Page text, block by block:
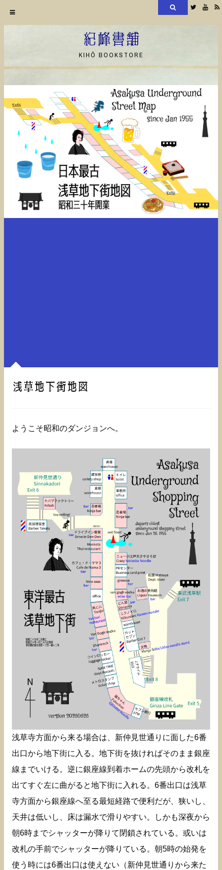
ン
ツ
へ
Twitter
紀峰書舗
KIHŌ BOOKSTORE
浅草地下街地図
ようこそ昭和のダンジョンへ。
浅草寺方面から来る場合は、新仲見世通りに面した6番
出口から地下街に入る。地下街を抜ければそのまま銀座
線までいける。逆に銀座線到着ホームの先頭から改札を
出てすぐ左に曲がると地下街に入れる。6番出口は浅草
寺方面から銀座線へ至る最短経路で便利だが、狭いし、
天井は低いし、床は漏水で滑りやすい。しかも深夜から
朝6時までシャッターが降りて閉鎖されている。或いは
改札の手前でシャッターが降りている。朝5時の始発を
使う時には6番出口は使えない（新仲見世通りから来た